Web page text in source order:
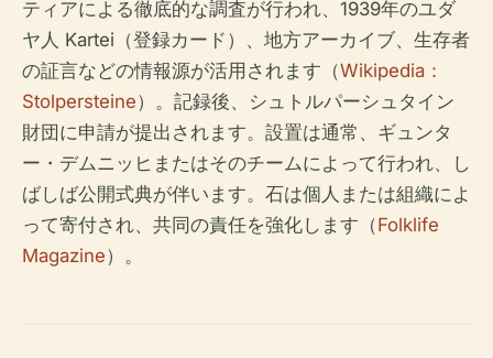
ティアによる徹底的な調査が行われ、1939年のユダ
ヤ人 Kartei（登録カード）、地方アーカイブ、生存者
の証言などの情報源が活用されます（Wikipedia：
Stolpersteine）。記録後、シュトルパーシュタイン
財団に申請が提出されます。設置は通常、ギュンタ
ー・デムニッヒまたはそのチームによって行われ、し
ばしば公開式典が伴います。石は個人または組織によ
って寄付され、共同の責任を強化します（Folklife
Magazine）。